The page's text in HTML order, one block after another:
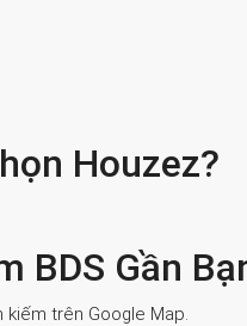
Houzez?
BDS Gần
trên Google Map.